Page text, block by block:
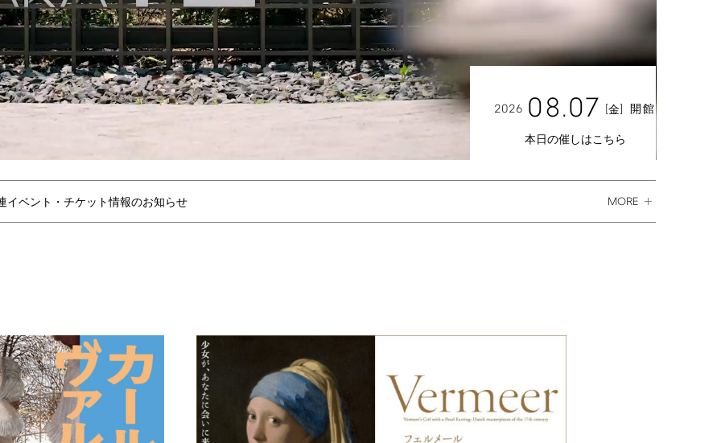
2026 08.07 [金] 開館
本日の催しはこちら
イベント・チケット情報のお知らせ MORE